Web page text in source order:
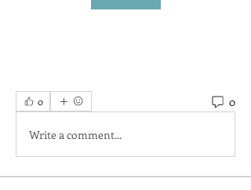
0 0
Write a comment...